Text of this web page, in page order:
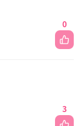
0
3